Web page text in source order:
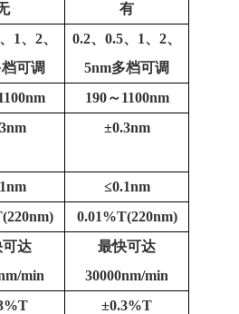
有
、 1、 2、
可调
0.2、 0.5、 1、 2、
5nm多档可调
190～1100nm
±0.3nm
≤0.1nm
0.01%T(220nm)
达
min
最快可达
30000nm/min
±0.3%T